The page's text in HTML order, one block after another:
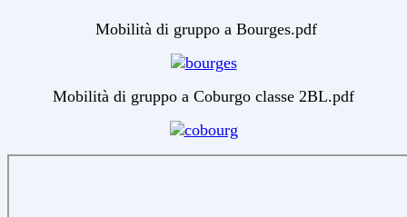
Mobilità di gruppo a Bourges.pdf
Mobilità di gruppo a Coburgo classe 2BL.pdf